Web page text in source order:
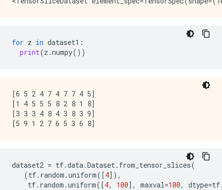
for z in dataset1 :
print(z .numpy())
[6 5 2 4 7 4 7 7 4 5]
[1 4 5 5 5 8 2 8 1 8]
[3 3 3 4 8 4 3 8 3 9]
dataset2 = tf.data.Dataset. from_tensor_slices(
(tf. random .uniform([4]),
tf. random .uniform([4, 100], maxval=100, dtype=tf